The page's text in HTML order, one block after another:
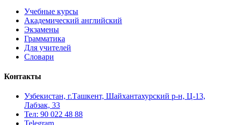
Учебные курсы
Академический английский
Экзамены
Грамматика
Для учителей
Словари
Контакты
Узбекистан, г.Ташкент, Шайхантахурский р-н, Ц-13,
Лабзак, 33
Тел: 90 022 48 88